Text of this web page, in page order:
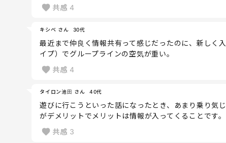
共感 4
キシベ さん 30代
最近まで仲良く情報共有って感じだったのに、新しく
イプ）でグループラインの空気が重い。
共感 4
タイロン池田 さん 40代
遊びに行こうといった話になったとき、あまり乗り気
がデメリットでメリットは情報が入ってくることです。
共感 3